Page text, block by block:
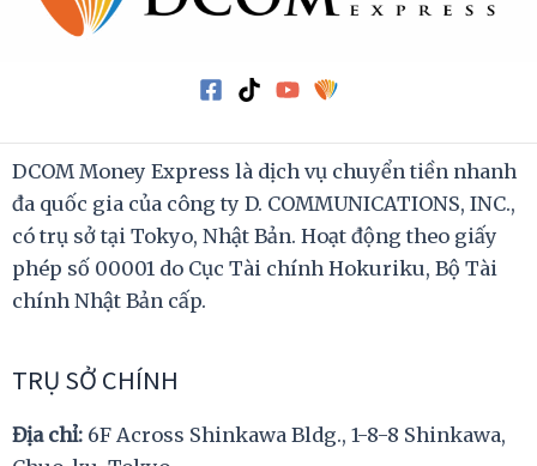
DCOM Money Express là dịch vụ chuyển tiền nhanh
đa quốc gia của công ty D. COMMUNICATIONS, INC.,
có trụ sở tại Tokyo, Nhật Bản. Hoạt động theo giấy
phép số 00001 do Cục Tài chính Hokuriku, Bộ Tài
chính Nhật Bản cấp.
TRỤ SỞ CHÍNH
Địa chỉ: 6F Across Shinkawa Bldg., 1-8-8 Shinkawa,